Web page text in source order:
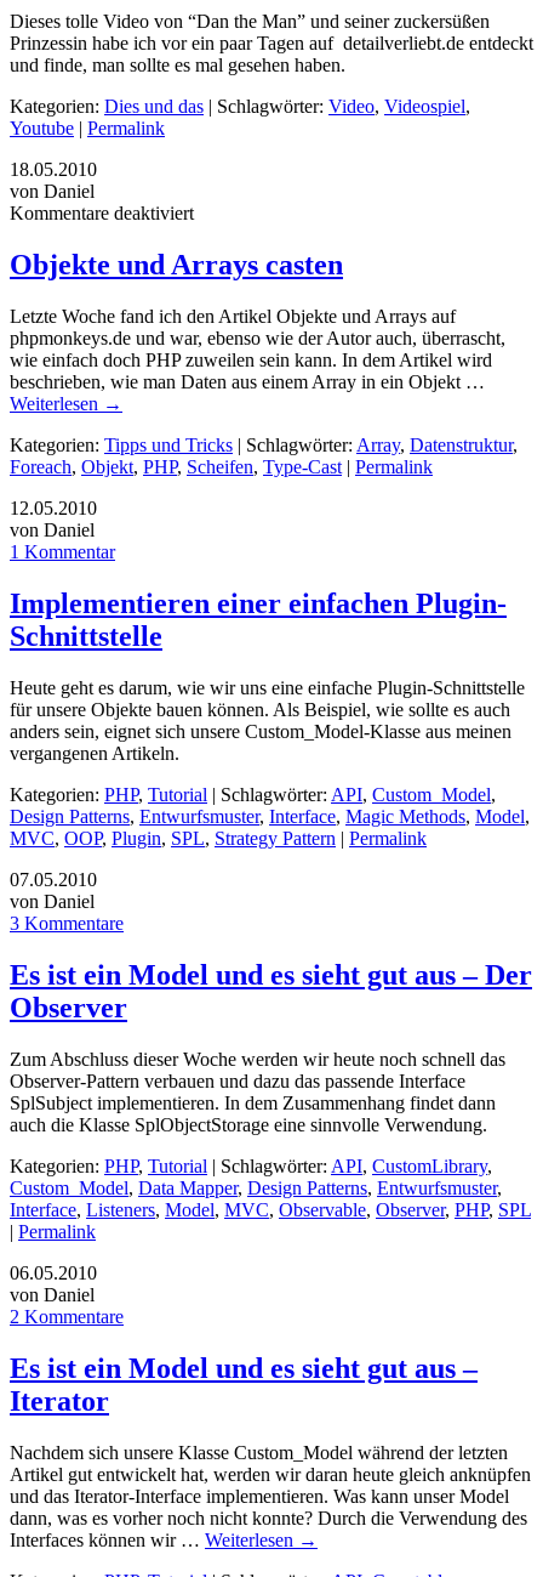
Dieses tolle Video von “Dan the Man” und seiner zuckersüßen
Prinzessin habe ich vor ein paar Tagen auf detailverliebt.de entdeckt
und finde, man sollte es mal gesehen haben.
Kategorien: Dies und das | Schlagwörter: Video, Videospiel,
Youtube | Permalink
18.05.2010
von Daniel
Kommentare deaktiviert
Objekte und Arrays casten
Letzte Woche fand ich den Artikel Objekte und Arrays auf
phpmonkeys.de und war, ebenso wie der Autor auch, überrascht,
wie einfach doch PHP zuweilen sein kann. In dem Artikel wird
beschrieben, wie man Daten aus einem Array in ein Objekt …
Weiterlesen →
Kategorien: Tipps und Tricks | Schlagwörter: Array, Datenstruktur,
Foreach, Objekt, PHP, Scheifen, Type-Cast | Permalink
12.05.2010
von Daniel
1 Kommentar
Implementieren einer einfachen Plugin-
Schnittstelle
Heute geht es darum, wie wir uns eine einfache Plugin-Schnittstelle
für unsere Objekte bauen können. Als Beispiel, wie sollte es auch
anders sein, eignet sich unsere Custom_Model-Klasse aus meinen
vergangenen Artikeln.
Kategorien: PHP, Tutorial | Schlagwörter: API, Custom_Model,
Design Patterns, Entwurfsmuster, Interface, Magic Methods, Model,
MVC, OOP, Plugin, SPL, Strategy Pattern | Permalink
07.05.2010
von Daniel
3 Kommentare
Es ist ein Model und es sieht gut aus – Der
Observer
Zum Abschluss dieser Woche werden wir heute noch schnell das
Observer-Pattern verbauen und dazu das passende Interface
SplSubject implementieren. In dem Zusammenhang findet dann
auch die Klasse SplObjectStorage eine sinnvolle Verwendung.
Kategorien: PHP, Tutorial | Schlagwörter: API, CustomLibrary,
Custom_Model, Data Mapper, Design Patterns, Entwurfsmuster,
Interface, Listeners, Model, MVC, Observable, Observer, PHP, SPL
| Permalink
06.05.2010
von Daniel
2 Kommentare
Es ist ein Model und es sieht gut aus –
Iterator
Nachdem sich unsere Klasse Custom_Model während der letzten
Artikel gut entwickelt hat, werden wir daran heute gleich anknüpfen
und das Iterator-Interface implementieren. Was kann unser Model
dann, was es vorher noch nicht konnte? Durch die Verwendung des
Interfaces können wir … Weiterlesen →